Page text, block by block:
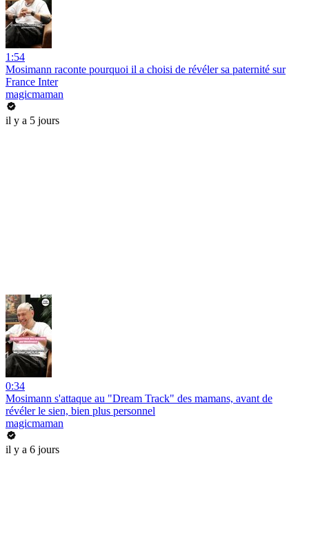
1:54
Mosimann raconte pourquoi il a choisi de révéler sa paternité sur
France Inter
magicmaman
il y a 5 jours
0:34
Mosimann s'attaque au "Dream Track" des mamans, avant de
révéler le sien, bien plus personnel
magicmaman
il y a 6 jours